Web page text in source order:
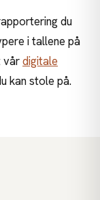
du
i tallene på
vårdigitale
kan stole på.